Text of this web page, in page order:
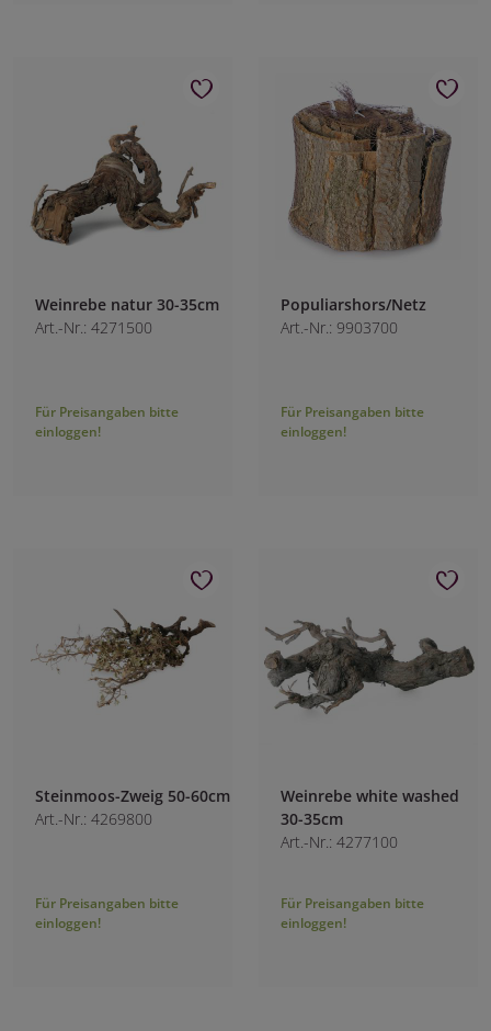
Weinrebe natur 30-35cm
Art.-Nr.: 4271500
Für Preisangaben bitte
einloggen!
Populiarshors/Netz
Art.-Nr.: 9903700
Für Preisangaben bitte
einloggen!
Steinmoos-Zweig 50-60cm
Art.-Nr.: 4269800
Für Preisangaben bitte
einloggen!
Weinrebe white washed
30-35cm
Art.-Nr.: 4277100
Für Preisangaben bitte
einloggen!